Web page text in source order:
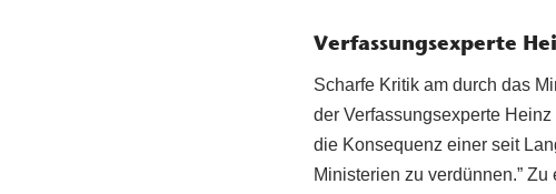
Verfassungsexperte
Scharfe Kritik am durch das
der Verfassungsexperte
die Konsequenz einer seit
Ministerien zu verdünnen.”